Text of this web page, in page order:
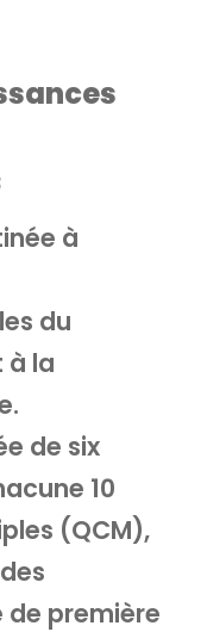
à
du
à la
de six
10
(QCM),
première